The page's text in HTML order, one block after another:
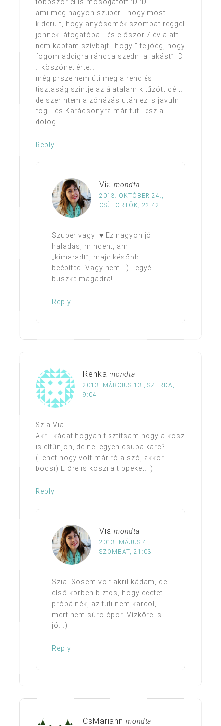
többször el is mosogatott :D :D …
ami még nagyon szuper… hogy most
kiderült, hogy anyósomék szombat reggel
jönnek látogatóba… és először 7 év alatt
nem kaptam szívbajt.. hogy ” te jóég, hogy
fogom addigra ráncba szedni a lakást” :D
.. köszönet érte…
még prsze nem üti meg a rend és
tisztaság szintje az álatalam kitűzött célt…
de szerintem a zónázás után ez is javulni
fog… és Karácsonyra már tuti lesz a
dolog…
Reply
Via mondta
2013. OKTÓBER 24.,
CSÜTÖRTÖK, 22:42
Szuper vagy! ♥ Ez nagyon jó
haladás, mindent, ami
„kimaradt”, majd később
beépíted. Vagy nem. :) Legyél
büszke magadra!
Reply
Renka mondta
2013. MÁRCIUS 13., SZERDA,
9:04
Szia Via!
Akril kádat hogyan tisztítsam hogy a kosz
is eltűnjön, de ne legyen csupa karc?
(Lehet hogy volt már róla szó, akkor
bocsi) Előre is köszi a tippeket. :)
Reply
Via mondta
2013. MÁJUS 4.,
SZOMBAT, 21:03
Szia! Sosem volt akril kádam, de
első körben biztos, hogy ecetet
próbálnék, az tuti nem karcol,
mert nem súrolópor. Vízkőre is
jó. :)
Reply
CsMariann mondta